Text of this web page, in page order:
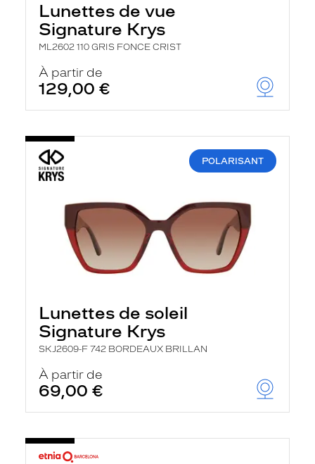
Lunettes de vue
Signature Krys
ML2602 110 GRIS FONCE CRIST
À partir de
129,00 €
POLARISANT
Lunettes de soleil
Signature Krys
SKJ2609-F 742 BORDEAUX BRILLAN
À partir de
69,00 €